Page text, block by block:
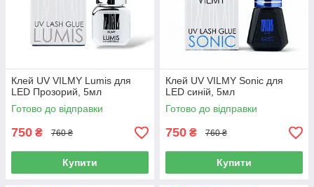
Клей UV VILMY Lumis для
LED Прозорий, 5мл
Готово до відправки
750 ₴ 760 ₴
Купити
Клей UV VILMY Sonic для
LED синій, 5мл
Готово до відправки
750 ₴ 760 ₴
Купити